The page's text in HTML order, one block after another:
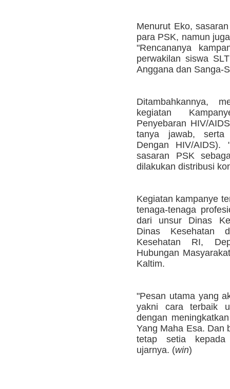
Menurut Eko,
para PSK, namun
"Rencananya
perwakilan siswa
Anggana dan Sanga-
Ditambahkannya,
kegiatan
Penyebaran HIV/
tanya jawab, serta
Dengan HIV/AIDS).
sasaran PSK
dilakukan distribusi
Kegiatan kampanye
tenaga-tenaga
dari unsur Dinas
Dinas Kesehatan
Kesehatan RI,
Hubungan
Kaltim.
"Pesan utama yang
yakni cara terbaik
dengan
Yang Maha Esa. Dan
tetap setia kepada
ujarnya. (win)